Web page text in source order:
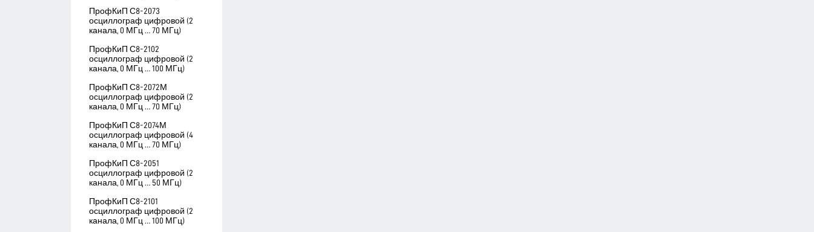
ПрофКиП С8-2073
осциллограф цифровой (2
канала, 0 МГц … 70 МГц)
ПрофКиП С8-2102
осциллограф цифровой (2
канала, 0 МГц … 100 МГц)
ПрофКиП С8-2072М
осциллограф цифровой (2
канала, 0 МГц … 70 МГц)
ПрофКиП С8-2074М
осциллограф цифровой (4
канала, 0 МГц … 70 МГц)
ПрофКиП С8-2051
осциллограф цифровой (2
канала, 0 МГц … 50 МГц)
ПрофКиП С8-2101
осциллограф цифровой (2
канала, 0 МГц … 100 МГц)